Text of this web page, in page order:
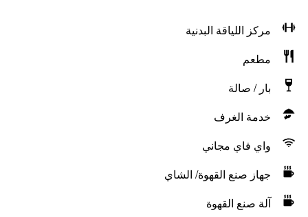
مركز اللياقة البدنية
مطعم
بار / صالة
خدمة الغرف
واي فاي مجاني
جهاز صنع القهوة/ الشاي
آلة صنع القهوة